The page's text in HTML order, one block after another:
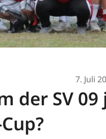
7. Juli
der SV 09